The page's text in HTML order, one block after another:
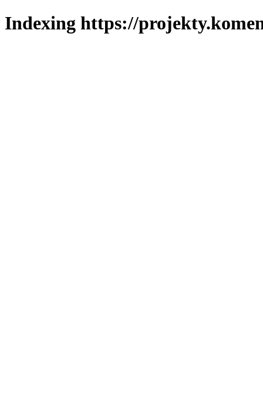
Indexing https://